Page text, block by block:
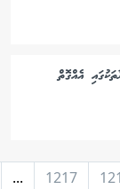
އެއްގޮތް
1217
...